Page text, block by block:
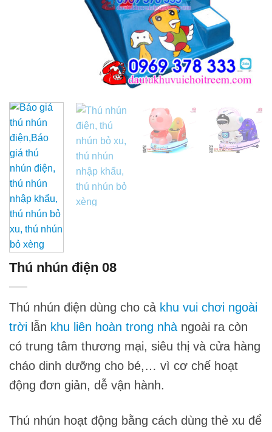
Thú nhún điện 08
Thú nhún điện dùng cho cả khu vui chơi ngoài
trời lẫn khu liên hoàn trong nhà ngoài ra còn
có trung tâm thương mại, siêu thị và cửa hàng
cháo dinh dưỡng cho bé,… vì cơ chế hoạt
động đơn giản, dễ vận hành.
Thú nhún hoạt động bằng cách dùng thẻ xu để